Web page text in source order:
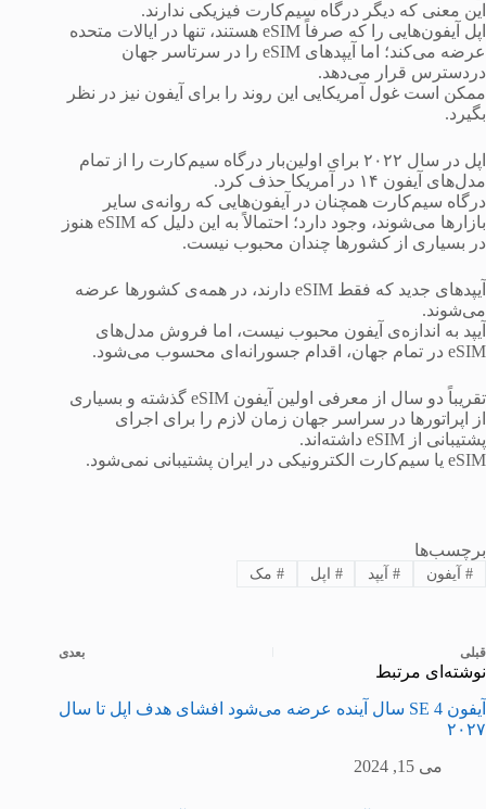
این معنی که دیگر درگاه سیم‌کارت فیزیکی ندارند.
اپل آیفون‌هایی را که صرفاً eSIM هستند، تنها در ایالات متحده
عرضه می‌کند؛ اما آیپدهای eSIM را در سرتاسر جهان
دردسترس قرار می‌دهد.
ممکن است غول آمریکایی این روند را برای آیفون نیز در نظر
بگیرد.
اپل در سال ۲۰۲۲ برای اولین‌بار درگاه سیم‌کارت را از تمام
مدل‌های آیفون ۱۴ در آمریکا حذف کرد.
درگاه سیم‌کارت همچنان در آیفون‌هایی که روانه‌ی سایر
بازارها می‌شوند، وجود دارد؛ احتمالاً به این دلیل که eSIM هنوز
در بسیاری از کشورها چندان محبوب نیست.
آیپدهای جدید که فقط eSIM دارند، در همه‌ی کشورها عرضه
می‌شوند.
آیپد به اندازه‌ی آیفون محبوب نیست، اما فروش مدل‌های
eSIM در تمام جهان، اقدام جسورانه‌ای محسوب می‌شود.
تقریباً دو سال از معرفی اولین آیفون eSIM گذشته و بسیاری
از اپراتورها در سراسر جهان زمان لازم را برای اجرای
پشتیبانی از eSIM داشته‌اند.
eSIM یا سیم‌کارت الکترونیکی در ایران پشتیبانی نمی‌شود.
برچسب‌ها
#آیفون #آیپد # اپل # مک
قبلی بعدی
نوشته‌ای مرتبط
آیفون SE 4 سال آینده عرضه می‌شود افشای هدف اپل تا سال
۲۰۲۷
می 15, 2024